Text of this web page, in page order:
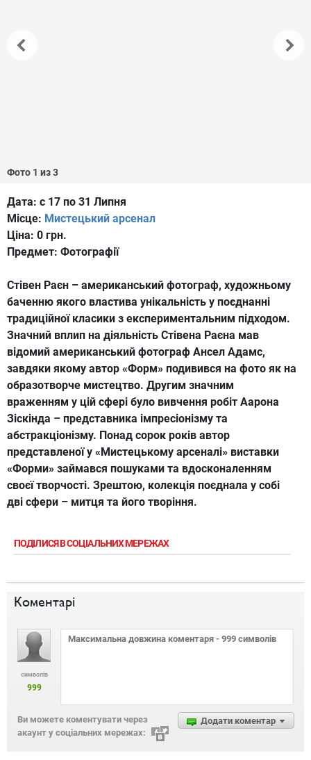
Фото 1 из 3
Дата: с 17 по 31 Липня
Місце: Мистецький арсенал
Ціна: 0 грн.
Предмет: Фотографії
Стівен Раєн – американський фотограф, художньому
баченню якого властива унікальність у поєднанні
традиційної класики з експериментальним підходом.
Значний вплип на діяльність Стівена Раєна мав
відомий американський фотограф Ансел Адамс,
завдяки якому автор «Форм» подивився на фото як на
образотворче мистецтво. Другим значним
враженням у цій сфері було вивчення робіт Аарона
Зіскінда – представника імпресіонізму та
абстракціонізму. Понад сорок років автор
представленої у «Мистецькому арсеналі» виставки
«Форми» займався пошуками та вдосконаленням
своєї творчості. Зрештою, колекція поєднала у собі
дві сфери – митця та його творіння.
ПОДІЛИСЯ В СОЦІАЛЬНИХ МЕРЕЖАХ
Коментарі
символів
999
Додати коментар
Ви можете коментувати через
акаунт у соціальних мережах: